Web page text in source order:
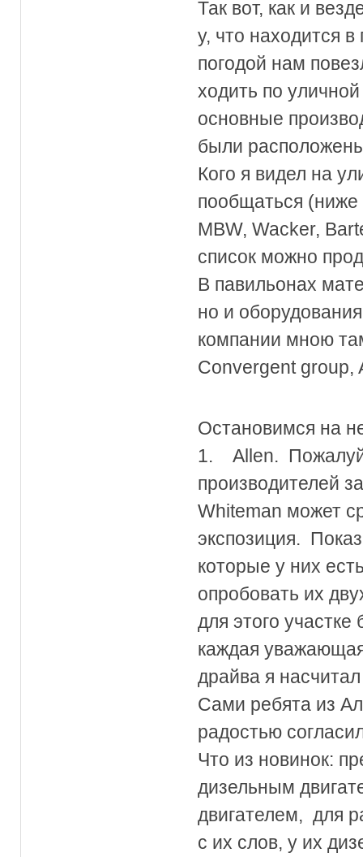
Так вот, как и
у, что находится
погодой нам
ходить по
основные
были
Кого я видел на
пообщаться
MBW, Wacker,
список можно
В павильонах
но и
компании мною
Convergent
Остановимся на
1. Allen.
производителей
Whiteman может
экспозиция.
которые у них
опробовать их
для этого участке
каждая
драйва я
Сами ребята из
радостью
Что из новинок:
дизельным
двигателем, для
с их слов, у их